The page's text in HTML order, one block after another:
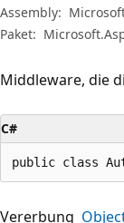
Assembly:
Paket:
Middleware, die
C#
public class
Vererbung